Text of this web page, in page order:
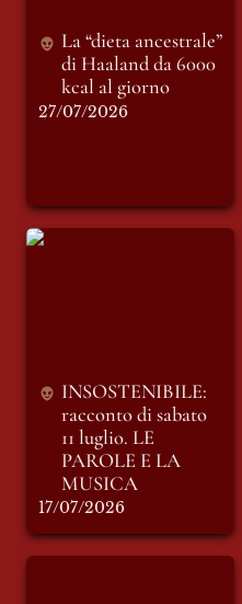
La “dieta ancestrale”
di Haaland da 6000
kcal al giorno
27/07/2026
INSOSTENIBILE:
INSOSTENIBILE:
racconto di sabato
11 luglio. LE
PAROLE E LA
MUSICA
17/07/2026